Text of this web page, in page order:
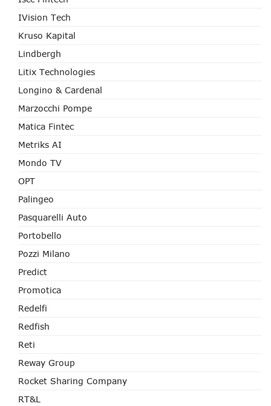
IVision Tech
Kruso Kapital
Lindbergh
Litix Technologies
Longino & Cardenal
Marzocchi Pompe
Matica Fintec
Metriks AI
Mondo TV
OPT
Palingeo
Pasquarelli Auto
Portobello
Pozzi Milano
Predict
Promotica
Redelfi
Redfish
Reti
Reway Group
Rocket Sharing Company
RT&L